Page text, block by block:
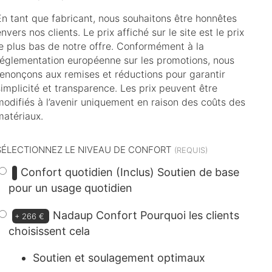
tant que fabricant, nous souhaitons être honnêtes
nos clients. Le prix affiché sur le site est le prix
plus bas de notre offre. Conformément à la
européenne sur les promotions, nous
aux remises et réductions pour garantir
et transparence. Les prix peuvent être
à l’avenir uniquement en raison des coûts des
LE NIVEAU DE CONFORT
Confort quotidien (Inclus) Soutien de base
pour un usage quotidien
+ 266 € Nadaup Confort Pourquoi les clients
choisissent cela
Soutien et soulagement optimaux